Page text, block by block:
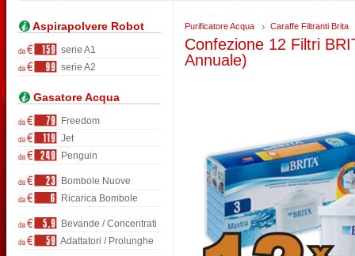
Aspirapolvere Robot
serie A1
serie A2
Gasatore Acqua
Freedom
Jet
Penguin
Bombole Nuove
Ricarica Bombole
Bevande / Concentrati
Adattatori / Prolunghe
Purificatore Acqua Caraffe Filtranti Brita
Confezione 12 Filtri
Annuale)